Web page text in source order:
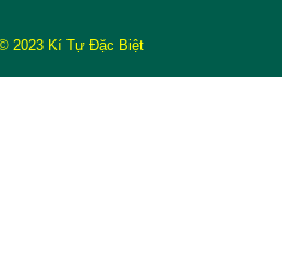
2023 Kí Tự Đặc Biệt